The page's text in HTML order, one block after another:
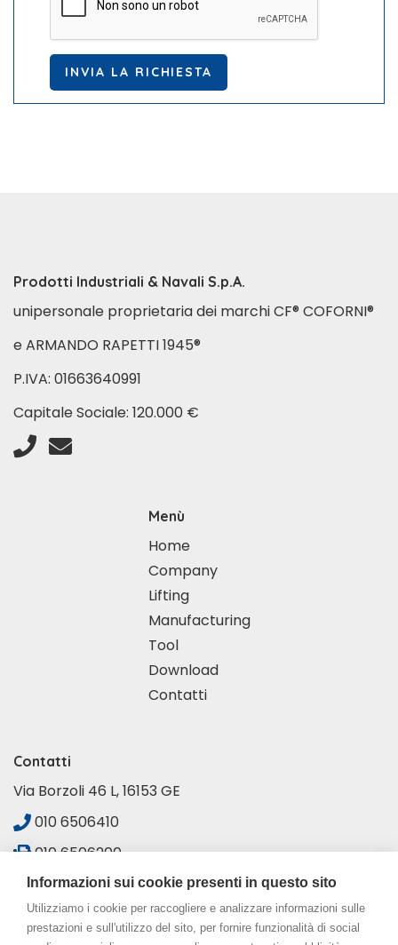
Prodotti Industriali & Navali S.p.A.
unipersonale proprietaria dei marchi CF® COFORNI®
e ARMANDO RAPETTI 1945®
P.IVA: 01663640991
Capitale Sociale: 120.000 €
Menù
Home
Company
Lifting
Manufacturing
Tool
Download
Contatti
Contatti
Via Borzoli 46 L, 16153 GE
010 6506410
010 6506200
sales@coforni-europe.it
Informazioni sui cookie presenti in questo sito
Utilizziamo i cookie per raccogliere e analizzare informazioni sulle
prestazioni e sull'utilizzo del sito, per fornire funzionalità di social